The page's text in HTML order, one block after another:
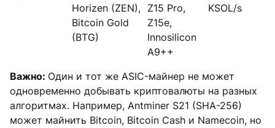
Horizen (ZEN),
Bitcoin Gold
(BTG)
Z15 Pro,
Z15e,
Innosilicon
A9++
KSOL/s
Важно: Один и тот же ASIC-майнер не может
одновременно добывать криптовалюты на разных
алгоритмах. Например, Antminer S21 (SHA-256)
может майнить Bitcoin, Bitcoin Cash и Namecoin, но